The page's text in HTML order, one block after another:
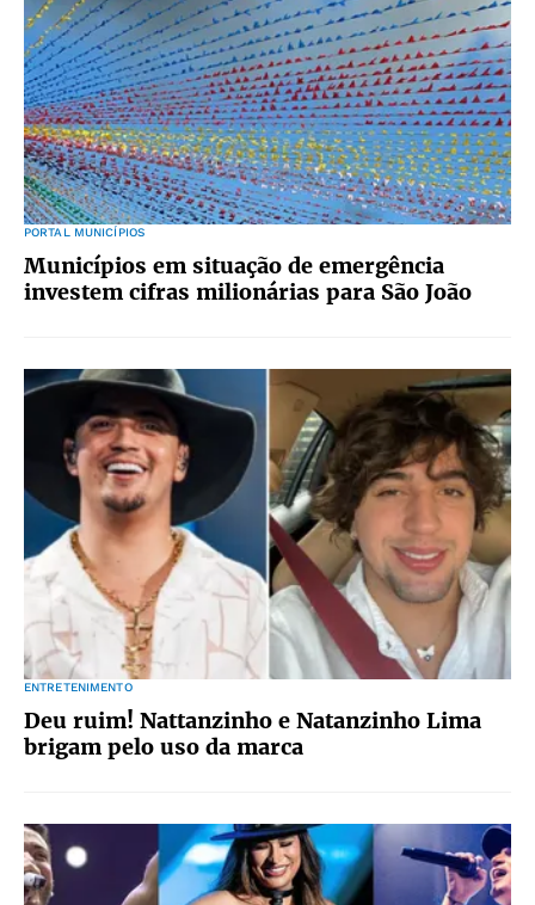
PORTAL MUNICÍPIOS
Municípios em situação de emergência
investem cifras milionárias para São João
ENTRETENIMENTO
Deu ruim! Nattanzinho e Natanzinho Lima
brigam pelo uso da marca